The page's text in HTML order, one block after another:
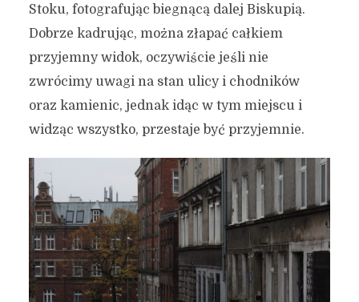
Stoku, fotografując biegnącą dalej Biskupią.
Dobrze kadrując, można złapać całkiem
przyjemny widok, oczywiście jeśli nie
zwrócimy uwagi na stan ulicy i chodników
oraz kamienic, jednak idąc w tym miejscu i
widząc wszystko, przestaje być przyjemnie.